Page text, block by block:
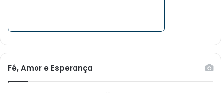
Fé, Amor e Esperança